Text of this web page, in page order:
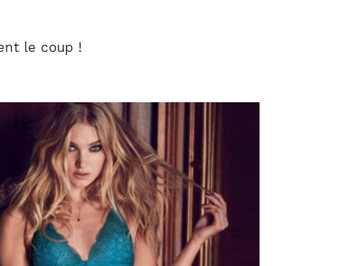
le coup !